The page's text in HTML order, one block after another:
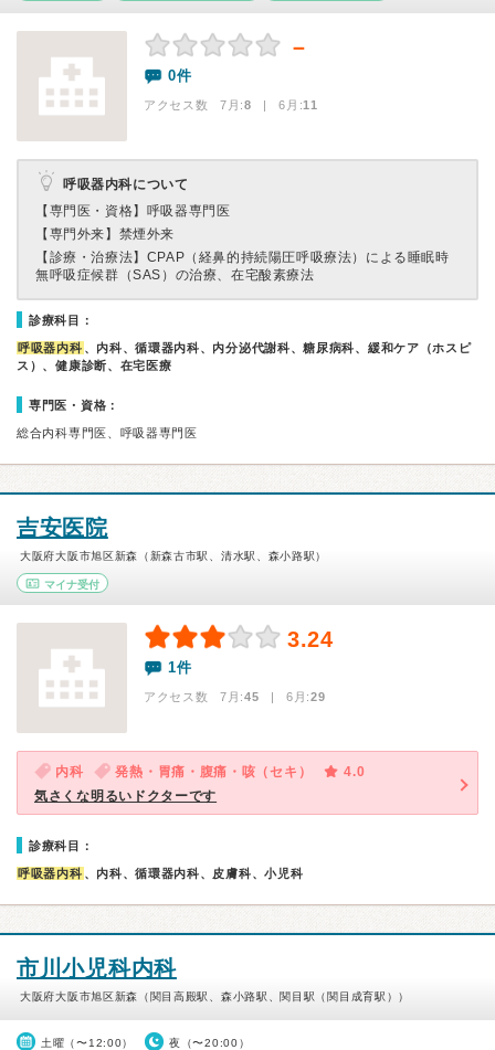
－
0件
アクセス数 7月:8 | 6月:11
呼吸器内科について
【専門医・資格】 呼吸器専門医
【専門外来】 禁煙外来
【診療・治療法】 CPAP（経鼻的持続陽圧呼吸療法）による睡眠時
無呼吸症候群（SAS）の治療、在宅酸素療法
診療科目：
呼吸器内科 、内科、循環器内科、内分泌代謝科、糖尿病科、緩和ケア（ホスピ
ス）、健康診断、在宅医療
専門医・資格：
総合内科専門医、呼吸器専門医
吉安医院
大阪府大阪市旭区新森（新森古市駅、清水駅、森小路駅）
マイナ受付
3.24
1件
アクセス数 7月:45 | 6月:29
内科 発熱・胃痛・腹痛・咳（セキ）
4.0
気さくな明るいドクターです
診療科目：
呼吸器内科 、内科、循環器内科、皮膚科、小児科
市川小児科内科
大阪府大阪市旭区新森（関目高殿駅、森小路駅、関目駅（関目成育駅））
土曜（〜12:00） 夜（〜20:00）